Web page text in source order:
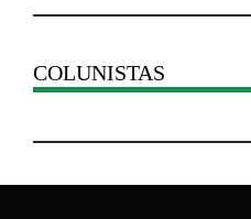
COLUNISTAS